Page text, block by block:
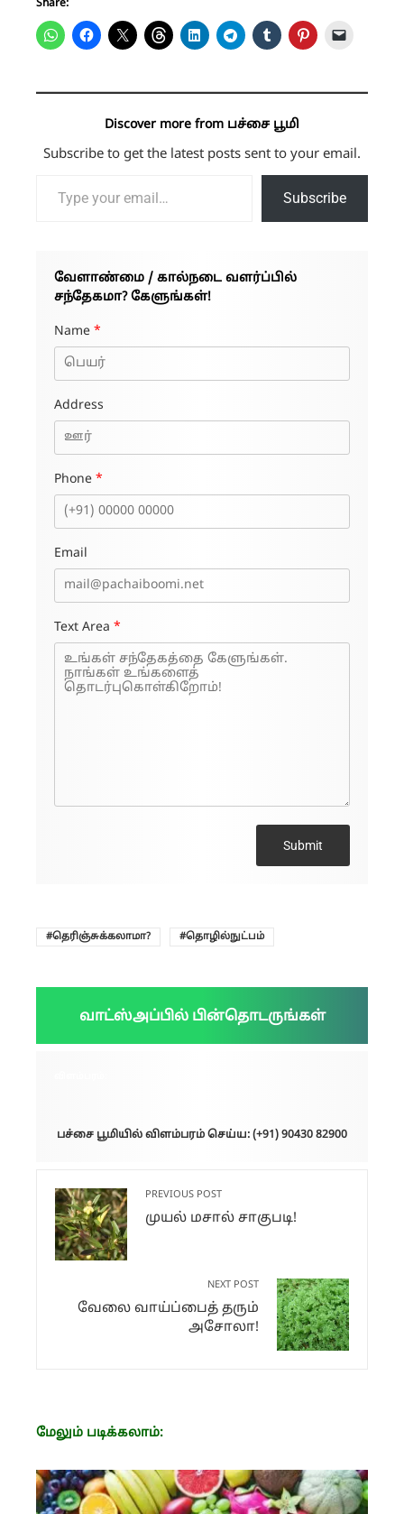
Share:
Discover more from பச்சை பூமி
Subscribe to get the latest posts sent to your email.
Subscribe
வேளாண்மை / கால்நடை வளர்ப்பில்
சந்தேகமா? கேளுங்கள்!
Name *
Address
Phone *
Email
Text Area *
Submit
தெரிஞ்சுக்கலாமா? தொழில்நுட்பம்
வாட்ஸ்அப்பில் பின்தொடருங்கள்
பச்சை பூமியில் விளம்பரம் செய்ய: (+91) 90430 82900
PREVIOUS POST
முயல் மசால் சாகுபடி!
NEXT POST
வேலை வாய்ப்பைத் தரும்
அசோலா!
மேலும் படிக்கலாம்: